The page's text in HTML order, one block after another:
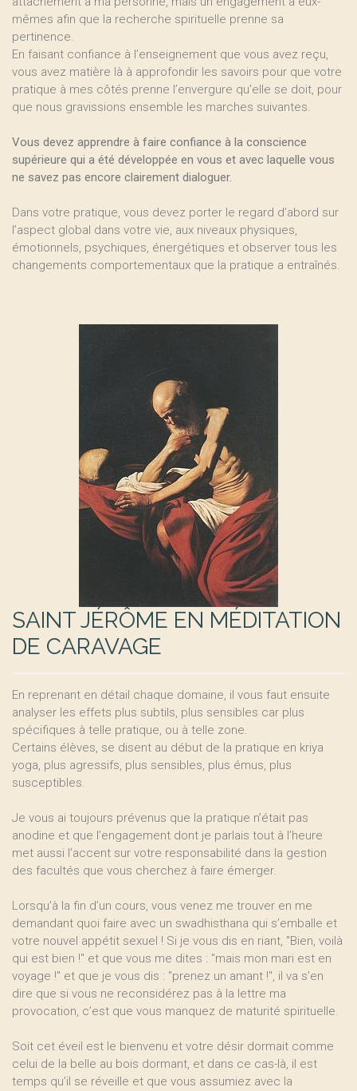
mêmes afin que la recherche spirituelle prenne sa
pertinence.
En faisant confiance à l’enseignement que vous avez reçu,
vous avez matière là à approfondir les savoirs pour que votre
pratique à mes côtés prenne l’envergure qu’elle se doit, pour
que nous gravissions ensemble les marches suivantes.
Vous devez apprendre à faire confiance à la conscience
supérieure qui a été développée en vous et avec laquelle vous
ne savez pas encore clairement dialoguer.
Dans votre pratique, vous devez porter le regard d’abord sur
l’aspect global dans votre vie, aux niveaux physiques,
émotionnels, psychiques, énergétiques et observer tous les
changements comportementaux que la pratique a entraînés.
SAINT JÉRÔME EN MÉDITATION
DE CARAVAGE
En reprenant en détail chaque domaine, il vous faut ensuite
analyser les effets plus subtils, plus sensibles car plus
spécifiques à telle pratique, ou à telle zone.
Certains élèves, se disent au début de la pratique en kriya
yoga, plus agressifs, plus sensibles, plus émus, plus
susceptibles.
Je vous ai toujours prévenus que la pratique n’était pas
anodine et que l’engagement dont je parlais tout à l’heure
met aussi l’accent sur votre responsabilité dans la gestion
des facultés que vous cherchez à faire émerger.
Lorsqu’à la fin d’un cours, vous venez me trouver en me
demandant quoi faire avec un swadhisthana qui s’emballe et
votre nouvel appétit sexuel ! Si je vous dis en riant, "Bien, voilà
qui est bien !" et que vous me dites : "mais mon mari est en
voyage !" et que je vous dis : "prenez un amant !", il va s’en
dire que si vous ne reconsidérez pas à la lettre ma
provocation, c’est que vous manquez de maturité spirituelle.
Soit cet éveil est le bienvenu et votre désir dormait comme
celui de la belle au bois dormant, et dans ce cas-là, il est
temps qu’il se réveille et que vous assumiez avec la